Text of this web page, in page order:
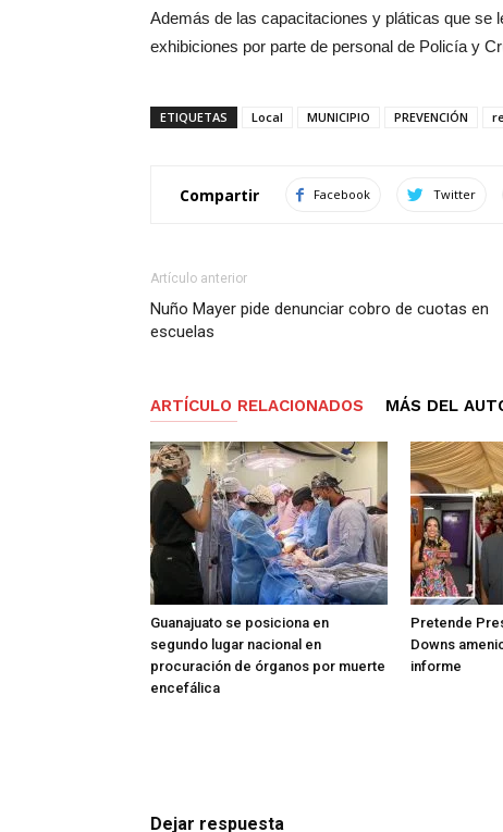
Además de las capacitaciones y pláticas que se
exhibiciones por parte de personal de Policía y
ETIQUETAS Local MUNICIPIO PREVENCIÓN
Compartir Facebook Twitter
Artículo anterior
Nuño Mayer pide denunciar cobro de cuotas en
escuelas
ARTÍCULO RELACIONADOS MÁS DEL
Guanajuato se posiciona en
segundo lugar nacional en
procuración de órganos por muerte
encefálica
Pretende
Downs
informe
Dejar respuesta